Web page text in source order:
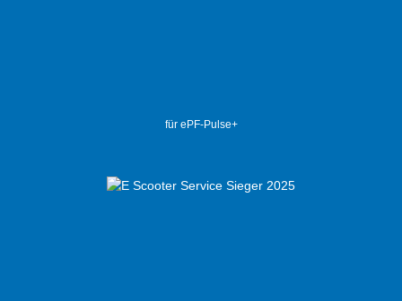
für ePF-Pulse+